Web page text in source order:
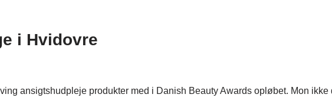
i Hvidovre
ansigtshudpleje produkter med i Danish Beauty Awards opløbet. Mon